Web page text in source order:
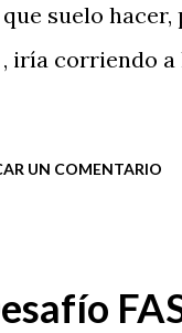
suelo
iría corriendo
UN COMENTARIO